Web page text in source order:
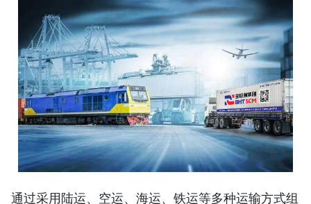
通过采用陆运、空运、海运、铁运等多种运输方式组